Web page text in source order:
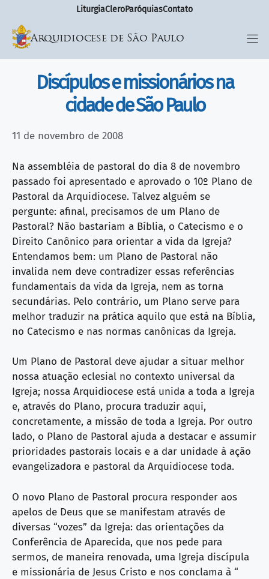
LiturgiaCleroParóquiasContato
Arquidiocese de São Paulo
Discípulos e missionários na
cidade de São Paulo
11 de novembro de 2008
Na assembléia de pastoral do dia 8 de novembro
passado foi apresentado e aprovado o 10º Plano de
Pastoral da Arquidiocese. Talvez alguém se
pergunte: afinal, precisamos de um Plano de
Pastoral? Não bastariam a Bíblia, o Catecismo e o
Direito Canônico para orientar a vida da Igreja?
Entendamos bem: um Plano de Pastoral não
invalida nem deve contradizer essas referências
fundamentais da vida da Igreja, nem as torna
secundárias. Pelo contrário, um Plano serve para
melhor traduzir na prática aquilo que está na Bíblia,
no Catecismo e nas normas canônicas da Igreja.
Um Plano de Pastoral deve ajudar a situar melhor
nossa atuação eclesial no contexto universal da
Igreja; nossa Arquidiocese está unida a toda a Igreja
e, através do Plano, procura traduzir aqui,
concretamente, a missão de toda a Igreja. Por outro
lado, o Plano de Pastoral ajuda a destacar e assumir
prioridades pastorais locais e a dar unidade à ação
evangelizadora e pastoral da Arquidiocese toda.
O novo Plano de Pastoral procura responder aos
apelos de Deus que se manifestam através de
diversas “vozes” da Igreja: das orientações da
Conferência de Aparecida, que nos pede para
sermos, de maneira renovada, uma Igreja discípula
e missionária de Jesus Cristo e nos conclama à “